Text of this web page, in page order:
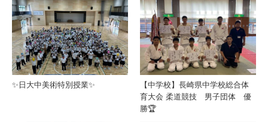
✨日大中美術特別授業✨
【中学校】長崎県中学校総合体
育大会 柔道競技 男子団体 優
勝🏆